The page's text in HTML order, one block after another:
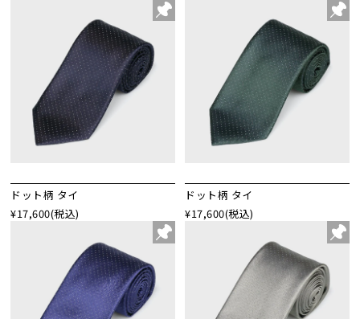
ドット柄 タイ
¥17,600(税込)
ドット柄 タイ
¥17,600(税込)